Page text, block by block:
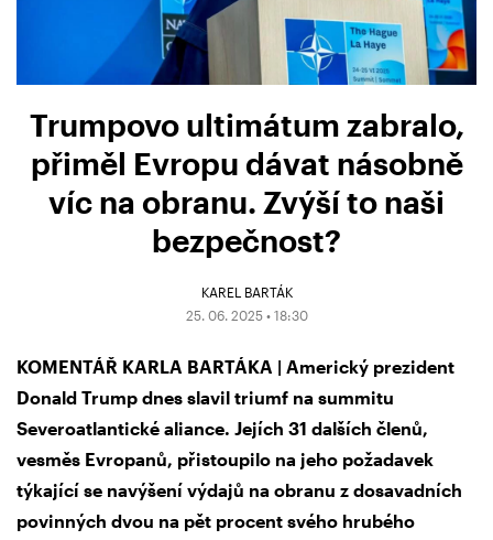
Trumpovo ultimátum zabralo,
přiměl Evropu dávat násobně
víc na obranu. Zvýší to naši
bezpečnost?
KAREL BARTÁK
25. 06. 2025 • 18:30
KOMENTÁŘ KARLA BARTÁKA | Americký prezident
Donald Trump dnes slavil triumf na summitu
Severoatlantické aliance. Jejích 31 dalších členů,
vesměs Evropanů, přistoupilo na jeho požadavek
týkající se navýšení výdajů na obranu z dosavadních
povinných dvou na pět procent svého hrubého